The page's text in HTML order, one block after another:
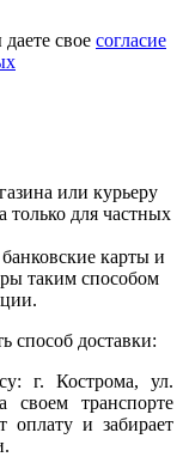
свое согласие
или курьеру
только для частных
карты и
таким способом
способ доставки:
г. Кострома, ул.
своем транспорте
оплату и забирает